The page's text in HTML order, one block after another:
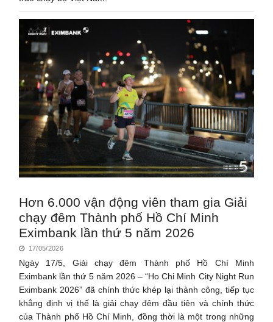
Hơn 6.000 vận động viên tham gia Giải
chạy đêm Thành phố Hồ Chí Minh
Eximbank lần thứ 5 năm 2026
17/05/2026
Ngày 17/5, Giải chạy đêm Thành phố Hồ Chí Minh
Eximbank lần thứ 5 năm 2026 – “Ho Chi Minh City Night Run
Eximbank 2026” đã chính thức khép lại thành công, tiếp tục
khẳng định vị thế là giải chạy đêm đầu tiên và chính thức
của Thành phố Hồ Chí Minh, đồng thời là một trong những